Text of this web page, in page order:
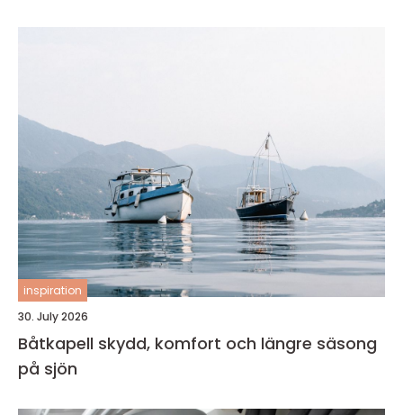
inspiration
30. July 2026
Båtkapell skydd, komfort och längre säsong
på sjön